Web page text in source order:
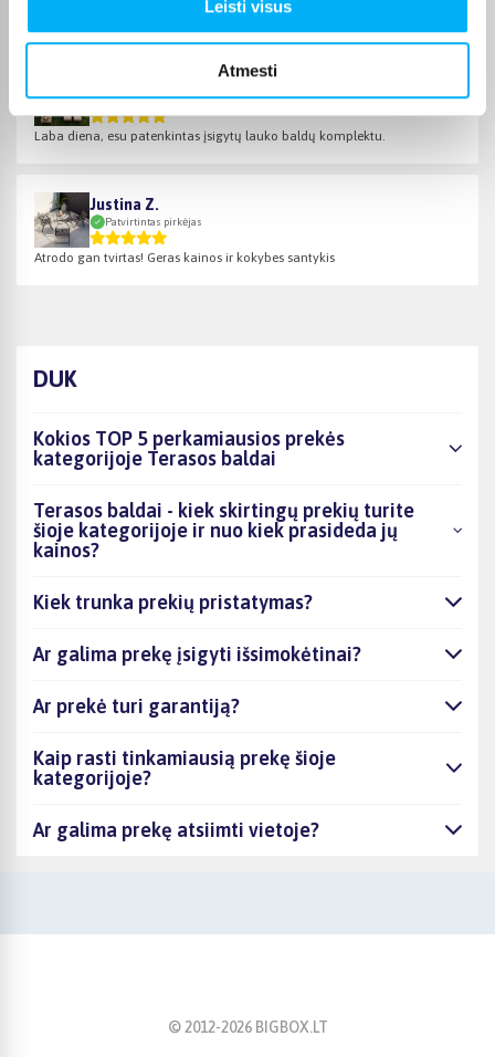
Leisti visus
Atmesti
Patvirtintas pirkėjas
Laba diena, esu patenkintas įsigytų lauko baldų komplektu.
Justina Z.
Patvirtintas pirkėjas
Atrodo gan tvirtas! Geras kainos ir kokybes santykis
DUK
Kokios TOP 5 perkamiausios prekės
kategorijoje Terasos baldai
Terasos baldai - kiek skirtingų prekių turite
šioje kategorijoje ir nuo kiek prasideda jų
kainos?
Kiek trunka prekių pristatymas?
Ar galima prekę įsigyti išsimokėtinai?
Ar prekė turi garantiją?
Kaip rasti tinkamiausią prekę šioje
kategorijoje?
Ar galima prekę atsiimti vietoje?
© 2012-2026BIGBOX.LT